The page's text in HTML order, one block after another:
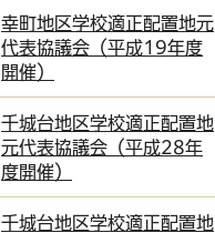
幸町地区学校適正配置地元
代表協議会（平成19年度
開催）
千城台地区学校適正配置地
元代表協議会（平成28年
度開催）
千城台地区学校適正配置地